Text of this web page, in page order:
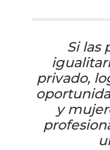
Si las
privado,
y